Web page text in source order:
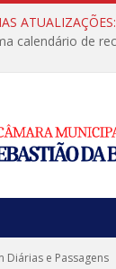
ATUALIZAÇÕES:
Diárias e Passagens